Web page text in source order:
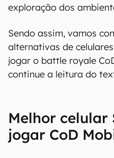
exploração dos
Sendo assim, vamos
alternativas de
jogar o battle royale
continue a leitura do
Melhor celular
jogar CoD